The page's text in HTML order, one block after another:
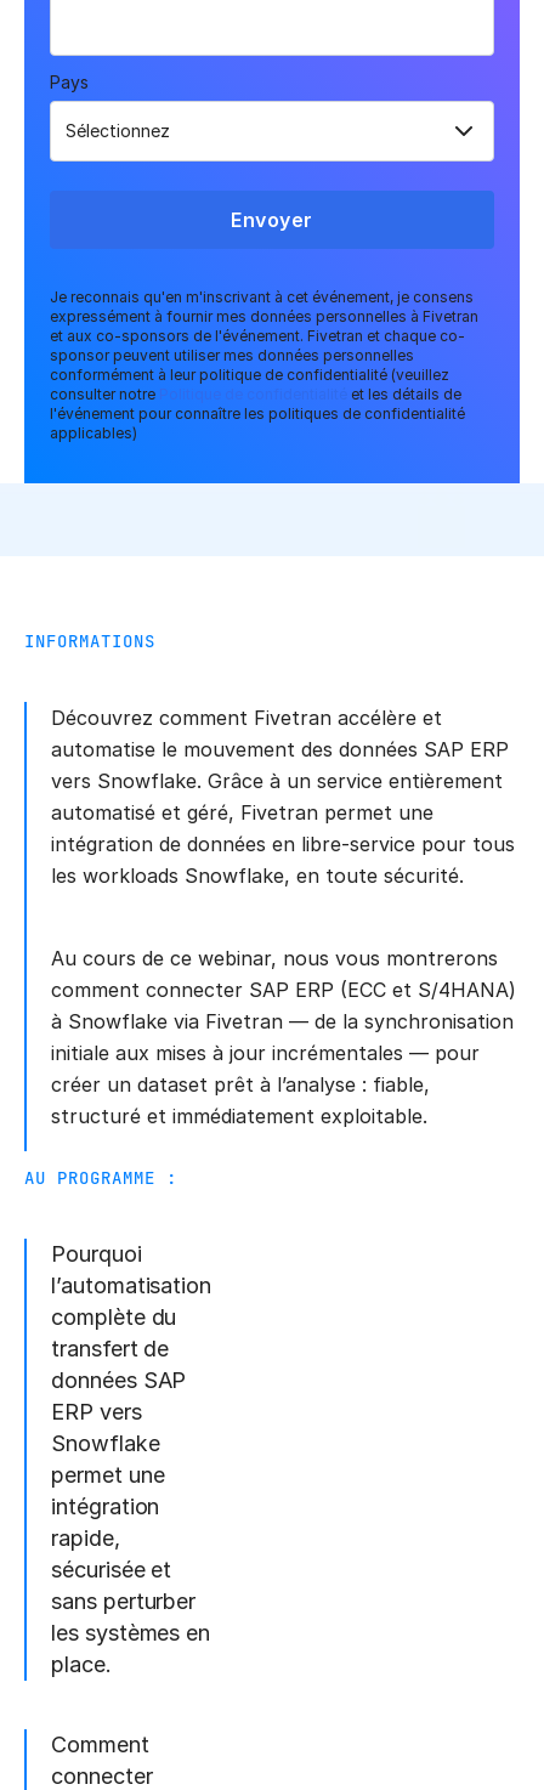
Pays
Envoyer
Je reconnais qu'en m'inscrivant à cet événement, je consens
expressément à fournir mes données personnelles à Fivetran
et aux co-sponsors de l'événement. Fivetran et chaque co-
sponsor peuvent utiliser mes données personnelles
conformément à leur politique de confidentialité (veuillez
consulter notre
et les détails de
l'événement pour connaître les politiques de confidentialité
applicables)
INFORMATIONS
Découvrez comment Fivetran accélère et
automatise le mouvement des données SAP ERP
vers Snowflake. Grâce à un service entièrement
automatisé et géré, Fivetran permet une
intégration de données en libre-service pour tous
les workloads Snowflake, en toute sécurité.
Au cours de ce webinar, nous vous montrerons
comment connecter SAP ERP (ECC et S/4HANA)
à Snowflake via Fivetran — de la synchronisation
initiale aux mises à jour incrémentales — pour
créer un dataset prêt à l’analyse : fiable,
structuré et immédiatement exploitable.
AU PROGRAMME :
Pourquoi
l’automatisation
complète du
transfert de
données SAP
ERP vers
Snowflake
permet une
intégration
rapide,
sécurisée et
sans perturber
les systèmes en
place.
Comment
connecter